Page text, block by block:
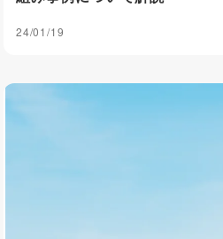
24/01/19